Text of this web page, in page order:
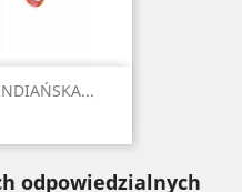
odpowiedzialnych